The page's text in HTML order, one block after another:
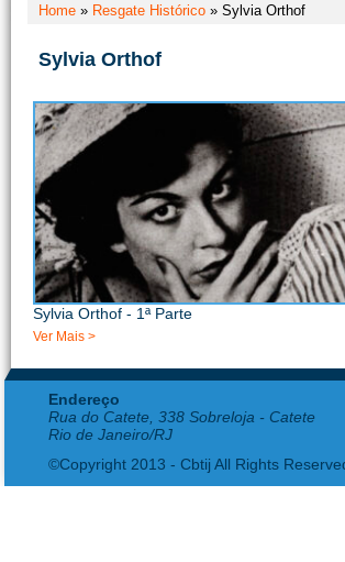
Home » Resgate Histórico » Sylvia Orthof
Sylvia Orthof
Sylvia Orthof - 1ª Parte
Ver Mais >
Endereço
Rua do Catete, 338 Sobreloja - Catete
Rio de Janeiro/RJ
©Copyright 2013 - Cbtij All Rights